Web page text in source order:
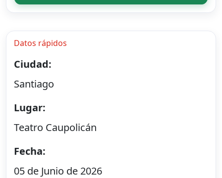
Datos rápidos
Ciudad:
Santiago
Lugar:
Teatro Caupolicán
Fecha:
05 de Junio de 2026